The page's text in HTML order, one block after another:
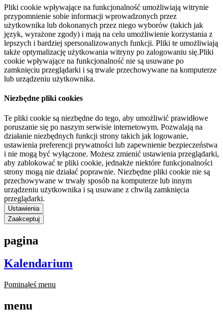
Pliki cookie wpływające na funkcjonalność umożliwiają witrynie
przypomnienie sobie informacji wprowadzonych przez
użytkownika lub dokonanych przez niego wyborów (takich jak
język, wyrażone zgody) i mają na celu umożliwienie korzystania z
lepszych i bardziej spersonalizowanych funkcji. Pliki te umożliwiają
także optymalizację użytkowania witryny po zalogowaniu się.Pliki
cookie wpływające na funkcjonalność nie są usuwane po
zamknięciu przeglądarki i są trwale przechowywane na komputerze
lub urządzeniu użytkownika.
Niezbędne pliki cookies
Te pliki cookie są niezbędne do tego, aby umożliwić prawidłowe
poruszanie się po naszym serwisie internetowym. Pozwalają na
działanie niezbędnych funkcji strony takich jak logowanie,
ustawienia preferencji prywatności lub zapewnienie bezpieczeństwa
i nie mogą być wyłączone. Możesz zmienić ustawienia przeglądarki,
aby zablokować te pliki cookie, jednakże niektóre funkcjonalności
strony mogą nie działać poprawnie. Niezbędne pliki cookie nie są
przechowywane w trwały sposób na komputerze lub innym
urządzeniu użytkownika i są usuwane z chwilą zamknięcia
przeglądarki.
Ustawienia
Zaakceptuj
pagina
Kalendarium
Pominąłeś menu
menu